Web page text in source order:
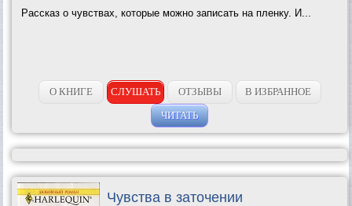
Рассказ о чувствах, которые можно записать на пленку. И...
О КНИГЕ СЛУШАТЬ ОТЗЫВЫ
В ИЗБРАННОЕ
ЧИТАТЬ
Чувства в заточении